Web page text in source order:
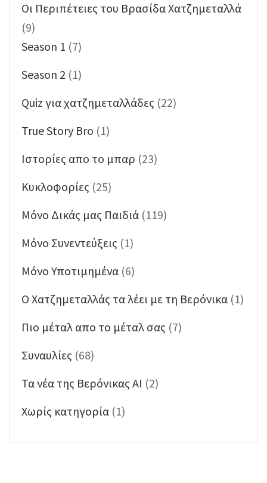
Oι Περιπέτειες του Βρασίδα Χατζημεταλλά
(9)
Season 1 (7)
Season 2 (1)
Quiz για χατζημεταλλάδες (22)
True Story Bro (1)
Ιστορίες απο το μπαρ (23)
Κυκλοφορίες (25)
Μόνο Δικάς μας Παιδιά (119)
Μόνο Συνεντεύξεις (1)
Μόνο Υποτιμημένα (6)
Ο Χατζημεταλλάς τα λέει με τη Βερόνικα (1)
Πιο μέταλ απο το μέταλ σας (7)
Συναυλίες (68)
Τα νέα της Βερόνικας ΑΙ (2)
Χωρίς κατηγορία (1)